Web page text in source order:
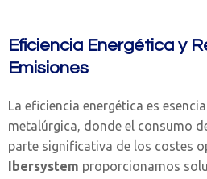
Eficiencia Energética y
Emisiones
La eficiencia energética es
metalúrgica, donde el consumo
parte significativa de los costes
Ibersystem proporcionamos